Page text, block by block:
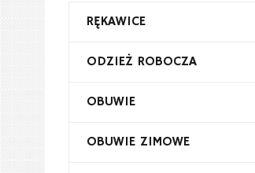
RĘKAWICE
ODZIEŻ ROBOCZA
OBUWIE
OBUWIE ZIMOWE